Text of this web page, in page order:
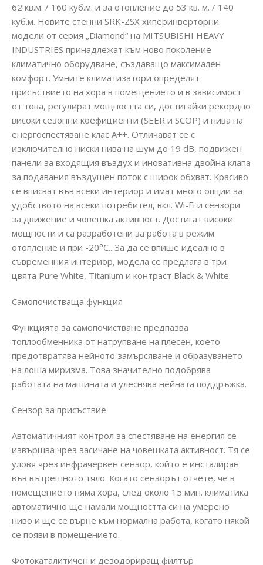
62 кв.м. / 160 куб.м. и за отопление до 53 кв. м. / 140
куб.м. Новите стенни SRK-ZSX хиперинверторни
модели от серия „Diamond“ на MITSUBISHI HEAVY
INDUSTRIES принадлежат към ново поколение
климатично оборудване, създаващо максимален
комфорт. Умните климатизатори определят
присъствието на хора в помещението и в зависимост
от това, регулират мощността си, достигайки рекордно
високи сезонни коефициенти (SEER и SCOP) и нива на
енергоспестяване клас A++. Отличават се с
изключително ниски нива на шум до 19 dB, подвижен
панели за входящия въздух и иновативна двойна клапа
за подавания въздушен поток с широк обхват. Красиво
се вписват във всеки интериор и имат много опции за
удобството на всеки потребител, вкл. Wi-Fi и сензори
за движение и човешка активност. Достигат високи
мощности и са разработени за работа в режим
отопление и при -20°C.. За да се впише идеално в
съвременния интериор, модела се предлага в три
цвята Pure White, Titanium и контраст Black & White.
Самопочистваща функция
Функцията за самопочистване предпазва
топлообменника от натрупване на плесен, което
предотвратява нейното замърсяване и образуването
на лоша миризма. Това значително подобрява
работата на машината и улеснява нейната поддръжка.
Сензор за присъствие
Автоматичният контрол за спестяване на енергия се
извършва чрез засичане на човешката активност. Тя се
уловя чрез инфрачервен сензор, който е инсталиран
във вътрешното тяло. Когато сензорът отчете, че в
помещението няма хора, след около 15 мин. климатика
автоматично ще намали мощността си на умерено
ниво и ще се върне към нормална работа, когато някой
се появи в помещението.
Фотокаталитичен и дезодориращ филтър